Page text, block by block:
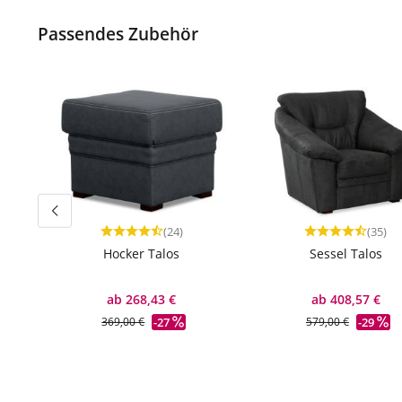
Passendes Zubehör
Durchschnittliche Bewertung von 4.79 von 5
(24)
Hocker Talos
ab 268,43 €
369,00 € -27
(35)
Sessel Talos
ab 408,57 €
579,00 € -29